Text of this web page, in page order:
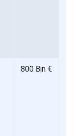
800 Bin €